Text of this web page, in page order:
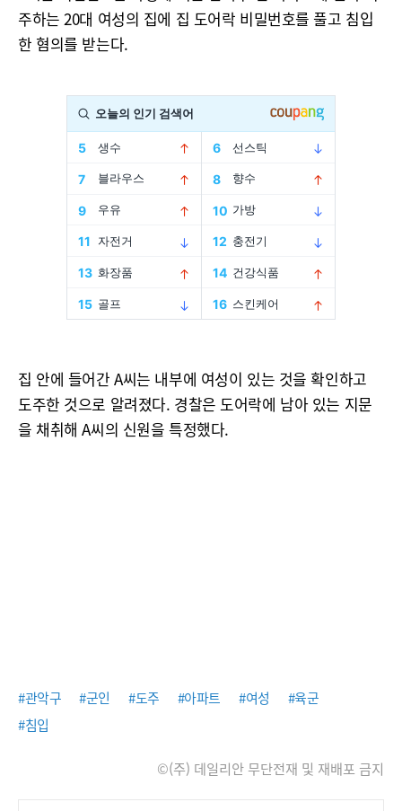
주하는 20대 여성의 집에 집 도어락 비밀번호를 풀고 침입
한 혐의를 받는다.
집 안에 들어간 A씨는 내부에 여성이 있는 것을 확인하고
도주한 것으로 알려졌다. 경찰은 도어락에 남아 있는 지문
을 채취해 A씨의 신원을 특정했다.
#관악구 #군인 #도주 #아파트 #여성
#육군
#침입
©(주) 데일리안 무단전재 및 재배포 금지